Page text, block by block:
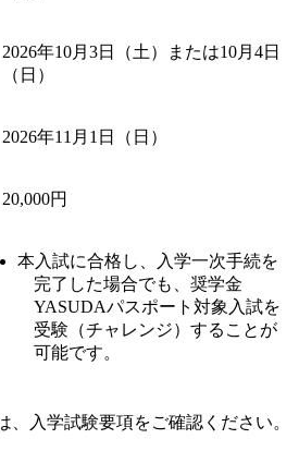
2026年10月3日（土）または10月4日
（日）
2026年11月1日（日）
20,000円
本入試に合格し、入学一次手続を
完了した場合でも、奨学金
YASUDAパスポート対象入試を
受験（チャレンジ）することが
可能です。
、入学試験要項をご確認ください。